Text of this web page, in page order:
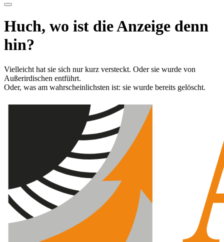
Huch, wo ist die Anzeige denn
hin?
Vielleicht hat sie sich nur kurz versteckt. Oder sie wurde von
Außerirdischen entführt.
Oder, was am wahrscheinlichsten ist: sie wurde bereits gelöscht.